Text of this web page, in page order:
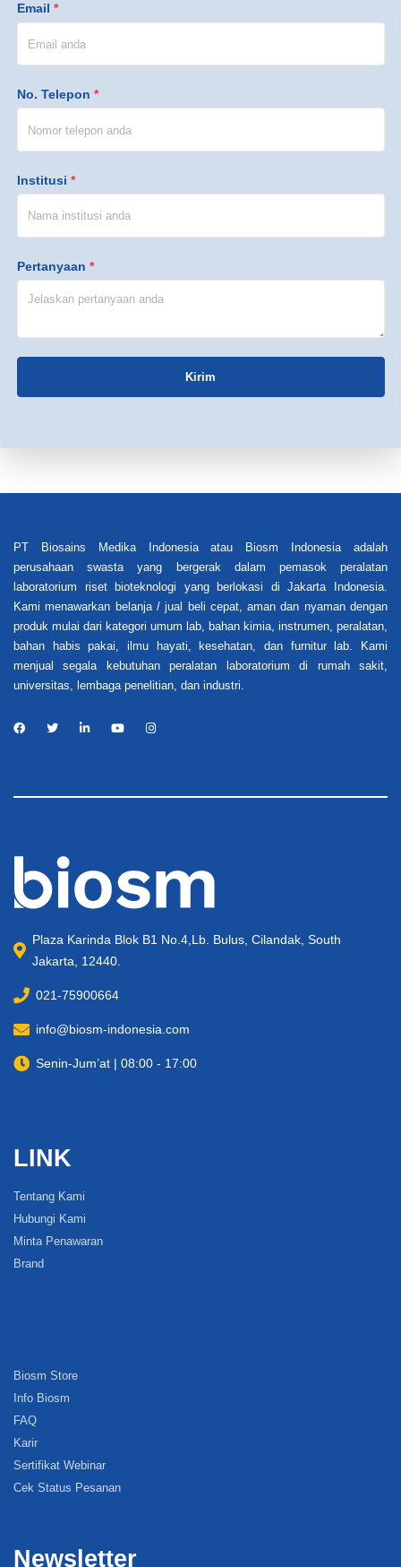
Email *
No. Telepon *
Institusi *
Pertanyaan *
Kirim
PT Biosains Medika Indonesia atau Biosm Indonesia adalah
perusahaan swasta yang bergerak dalam pemasok peralatan
laboratorium riset bioteknologi yang berlokasi di Jakarta Indonesia.
Kami menawarkan belanja / jual beli cepat, aman dan nyaman dengan
produk mulai dari kategori umum lab, bahan kimia, instrumen, peralatan,
bahan habis pakai, ilmu hayati, kesehatan, dan furnitur lab. Kami
menjual segala kebutuhan peralatan laboratorium di rumah sakit,
universitas, lembaga penelitian, dan industri.
Plaza Karinda Blok B1 No.4,Lb. Bulus, Cilandak, South
Jakarta, 12440.
021-75900664
info@biosm-indonesia.com
Senin-Jum’at | 08:00 - 17:00
LINK
Tentang Kami
Hubungi Kami
Minta Penawaran
Brand
Biosm Store
Info Biosm
FAQ
Karir
Sertifikat Webinar
Cek Status Pesanan
Newsletter